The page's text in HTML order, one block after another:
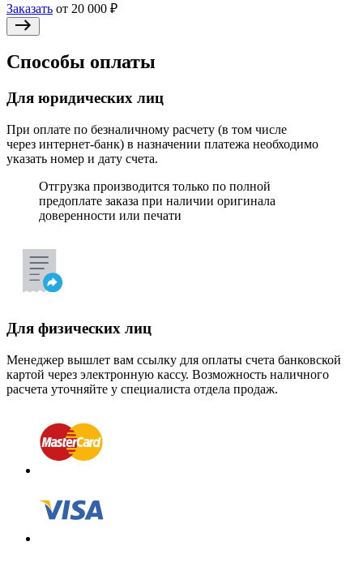
Заказать от 20 000 ₽
Способы оплаты
Для юридических лиц
При оплате по безналичному расчету (в том числе
через интернет-банк) в назначении платежа необходимо
указать номер и дату счета.
Отгрузка производится только по полной
предоплате заказа при наличии оригинала
доверенности или печати
Для физических лиц
Менеджер вышлет вам ссылку для оплаты счета банковской
картой через электронную кассу. Возможность наличного
расчета уточняйте у специалиста отдела продаж.